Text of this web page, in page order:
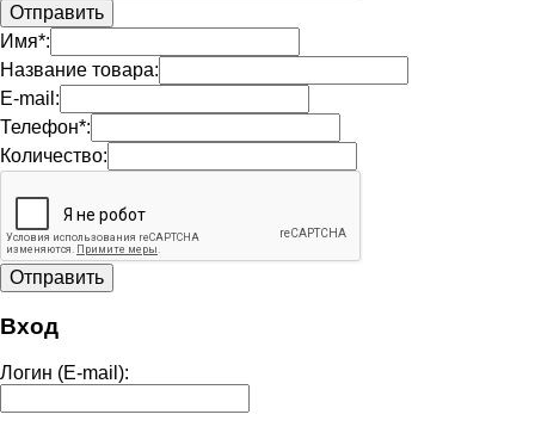
Имя*:
Название товара:
E-mail:
Телефон*:
Количество:
Вход
Логин (E-mail):